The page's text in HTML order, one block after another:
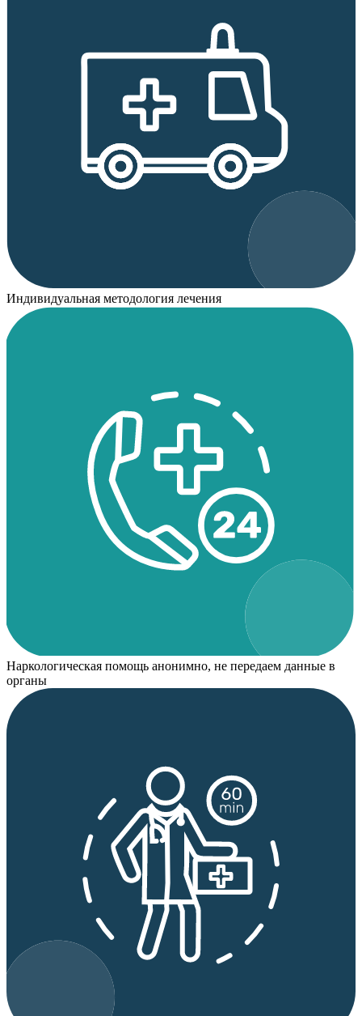
Индивидуальная методология лечения
Наркологическая помощь анонимно, не передаем данные в
органы